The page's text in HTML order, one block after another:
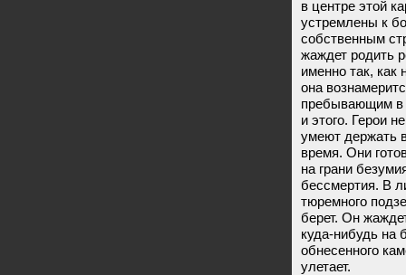
в центре этой
устремлены к
собственным
жаждет родить
именно так, как
она
пребывающим в
и этого. Герои
умеют держать
время. Они
на грани
бессмертия. В
тюремного
берет. Он
куда-нибудь на
обнесенного
улетает.